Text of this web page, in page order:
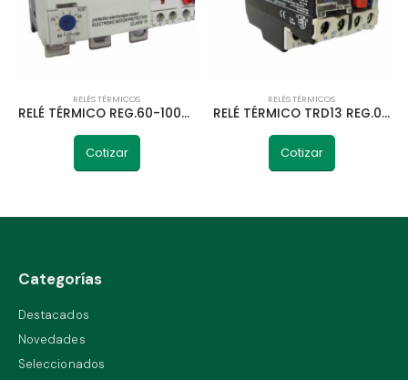
RELÉS TÉRMICOS
RELÉ TÉRMICO REG.60-100A LR9FS369 TELETRIC
Cotizar
RELÉS TÉRMICOS
RELÉ TÉRMICO TRD13 REG.0,63-1A TELETRIC
Cotizar
Categorías
Destacados
Novedades
Seleccionados